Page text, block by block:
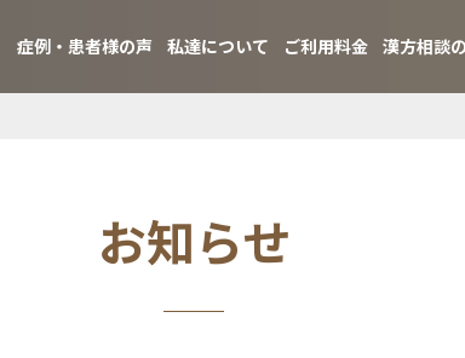
症例・患者様の声 私達について ご利用料金 漢方相談
お知らせ